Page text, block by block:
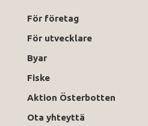
För företag
För utvecklare
Byar
Fiske
Aktion Österbotten
Ota yhteyttä